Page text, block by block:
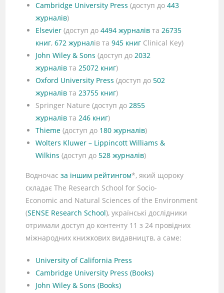
Cambridge University Press(доступ до443
журналів)
Elsevier (доступ до4494 журналів та26735
книг,672 журналів та945 книг Clinical Key)
John Wiley & Sons(доступ до2032
журналів та25072 книг)
Oxford University Press (доступ до 502
журналів та23755 книг)
Springer Nature (доступ до2855
журналів та246 книг)
Thieme (доступ до 180 журналів)
Wolters Kluwer – Lippincott Williams &
Wilkins (доступ до 528 журналів)
Водночас за іншим рейтингом*, який щороку
складає The Research School for Socio-
Economic and Natural Sciences of the Environment
(SENSE Research School), українські дослідники
отримали доступ до контенту 11 з 24 провідних
міжнародних книжкових видавництв, а саме:
University of California Press
Cambridge University Press (Books)
John Wiley & Sons (Books)